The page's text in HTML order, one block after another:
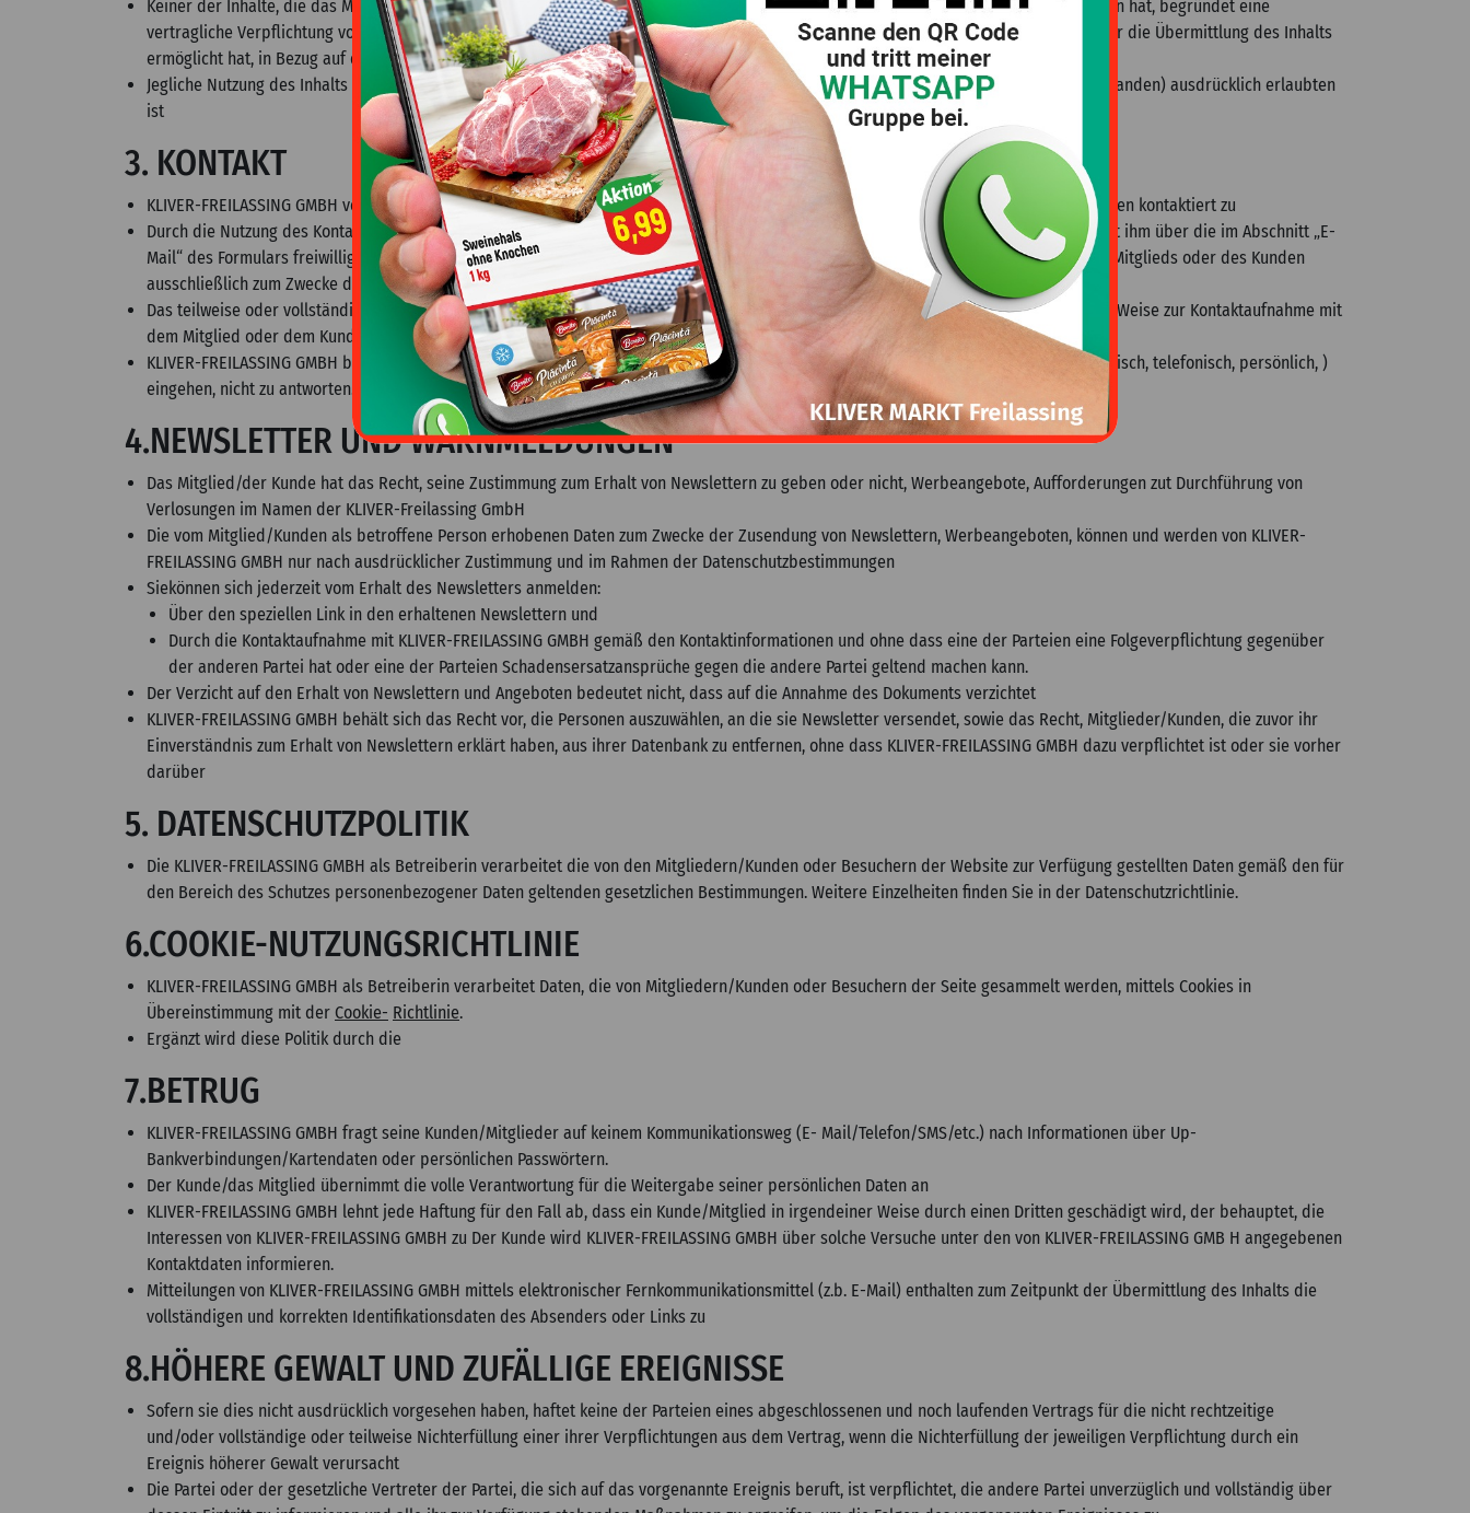
Keiner der Inhalte, die das Mitglied oder der Kunde durch den Zugriff, den Besuch und/oder die Betrachtung übermittelt oder erworben hat, begründet eine
vertragliche Verpflichtung von KLIVER-FREILASSING GMBH und/oder des KLIVER-FREILASSING GMBH-Mitarbeiters oder -Mitarbeiters, der die Übermittlung des Inhalts
ermöglicht hat, in Bezug auf diesen Inhalt, falls
Jegliche Nutzung des Inhalts für andere Zwecke als die in diesem Dokument oder in der begleitenden Nutzungsvereinbarung (falls vorhanden) ausdrücklich erlaubten
ist
3. KONTAKT
KLIVER-FREILASSING GMBH veröffentlicht auf der Webseite die vollständigen und korrekten Identifikationsdaten, um vom Mitglied/Kunden kontaktiert zu
Durch die Nutzung des Kontaktformulars bzw. die Services auf der Webseite erlaubt das Mitglied/Kunde KLIVER-FREILASSING GMBH, mit ihm über die im Abschnitt „E-
Mail“ des Formulars freiwillig angegebene E-Mail-Adresse Kontakt aufzunehmen. KLIVER-FREILASSING GMBH verarbeitet die Daten des Mitglieds oder des Kunden
ausschließlich zum Zwecke der Übermittlung der schriftlichen
Das teilweise oder vollständige Ausfüllen des Kontaktformulars und dessen Absenden verpflichtet KLIVER-FREILASSING GMBH in keiner Weise zur Kontaktaufnahme mit
dem Mitglied oder dem Kunden.
KLIVER-FREILASSING GMBH behält sich das Recht vor, auf alle Anfragen jeglicher Art, die auf irgendeinem Kommunikationsweg (elektronisch, telefonisch, persönlich, )
eingehen, nicht zu antworten.
4.NEWSLETTER UND WARNMELDUNGEN
Das Mitglied/der Kunde hat das Recht, seine Zustimmung zum Erhalt von Newslettern zu geben oder nicht, Werbeangebote, Aufforderungen zut Durchführung von
Verlosungen im Namen der KLIVER-Freilassing GmbH
Die vom Mitglied/Kunden als betroffene Person erhobenen Daten zum Zwecke der Zusendung von Newslettern, Werbeangeboten, können und werden von KLIVER-
FREILASSING GMBH nur nach ausdrücklicher Zustimmung und im Rahmen der Datenschutzbestimmungen
Siekönnen sich jederzeit vom Erhalt des Newsletters anmelden:
Über den speziellen Link in den erhaltenen Newslettern und
Durch die Kontaktaufnahme mit KLIVER-FREILASSING GMBH gemäß den Kontaktinformationen und ohne dass eine der Parteien eine Folgeverpflichtung gegenüber
der anderen Partei hat oder eine der Parteien Schadensersatzansprüche gegen die andere Partei geltend machen kann.
Der Verzicht auf den Erhalt von Newslettern und Angeboten bedeutet nicht, dass auf die Annahme des Dokuments verzichtet
KLIVER-FREILASSING GMBH behält sich das Recht vor, die Personen auszuwählen, an die sie Newsletter versendet, sowie das Recht, Mitglieder/Kunden, die zuvor ihr
Einverständnis zum Erhalt von Newslettern erklärt haben, aus ihrer Datenbank zu entfernen, ohne dass KLIVER-FREILASSING GMBH dazu verpflichtet ist oder sie vorher
darüber
5. DATENSCHUTZPOLITIK
Die KLIVER-FREILASSING GMBH als Betreiberin verarbeitet die von den Mitgliedern/Kunden oder Besuchern der Website zur Verfügung gestellten Daten gemäß den für
den Bereich des Schutzes personenbezogener Daten geltenden gesetzlichen Bestimmungen. Weitere Einzelheiten finden Sie in der Datenschutzrichtlinie.
6.COOKIE-NUTZUNGSRICHTLINIE
KLIVER-FREILASSING GMBH als Betreiberin verarbeitet Daten, die von Mitgliedern/Kunden oder Besuchern der Seite gesammelt werden, mittels Cookies in
Übereinstimmung mit der Cookie- Richtlinie.
Ergänzt wird diese Politik durch die
7.BETRUG
KLIVER-FREILASSING GMBH fragt seine Kunden/Mitglieder auf keinem Kommunikationsweg (E- Mail/Telefon/SMS/etc.) nach Informationen über Up-
Bankverbindungen/Kartendaten oder persönlichen Passwörtern.
Der Kunde/das Mitglied übernimmt die volle Verantwortung für die Weitergabe seiner persönlichen Daten an
KLIVER-FREILASSING GMBH lehnt jede Haftung für den Fall ab, dass ein Kunde/Mitglied in irgendeiner Weise durch einen Dritten geschädigt wird, der behauptet, die
Interessen von KLIVER-FREILASSING GMBH zu Der Kunde wird KLIVER-FREILASSING GMBH über solche Versuche unter den von KLIVER-FREILASSING GMB H angegebenen
Kontaktdaten informieren.
Mitteilungen von KLIVER-FREILASSING GMBH mittels elektronischer Fernkommunikationsmittel (z.b. E-Mail) enthalten zum Zeitpunkt der Übermittlung des Inhalts die
vollständigen und korrekten Identifikationsdaten des Absenders oder Links zu
8.HÖHERE GEWALT UND ZUFÄLLIGE EREIGNISSE
Sofern sie dies nicht ausdrücklich vorgesehen haben, haftet keine der Parteien eines abgeschlossenen und noch laufenden Vertrags für die nicht rechtzeitige
und/oder vollständige oder teilweise Nichterfüllung einer ihrer Verpflichtungen aus dem Vertrag, wenn die Nichterfüllung der jeweiligen Verpflichtung durch ein
Ereignis höherer Gewalt verursacht
Die Partei oder der gesetzliche Vertreter der Partei, die sich auf das vorgenannte Ereignis beruft, ist verpflichtet, die andere Partei unverzüglich und vollständig über